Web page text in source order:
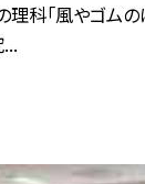
の理科「風やゴム